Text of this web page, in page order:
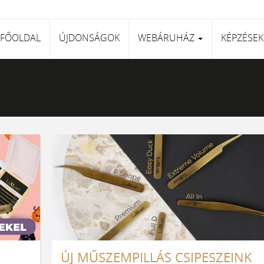
FŐOLDAL ÚJDONSÁGOK WEBÁRUHÁZ KÉPZÉSEK
ÚJ MŰSZEMPILLÁS CSIPESZEINK